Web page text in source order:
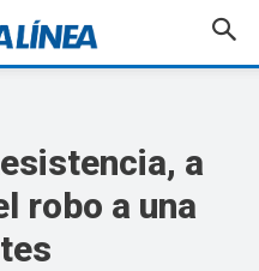
a
robo a una